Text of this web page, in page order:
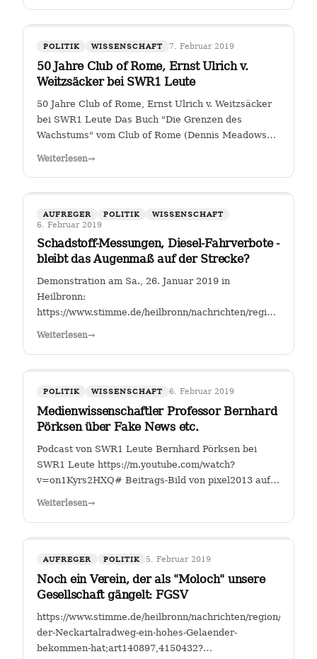
POLITIK WISSENSCHAFT 7. Februar 2019
50 Jahre Club of Rome, Ernst Ulrich v.
Weitzsäcker bei SWR1 Leute
50 Jahre Club of Rome, Ernst Ulrich v. Weitzsäcker
bei SWR1 Leute Das Buch "Die Grenzen des
Wachstums" vom Club of Rome (Dennis Meadows
Weiterlesen→
AUFREGER POLITIK WISSENSCHAFT
6. Februar 2019
Schadstoff-Messungen, Diesel-Fahrverbote -
bleibt das Augenmaß auf der Strecke?
Demonstration am Sa., 26. Januar 2019 in
Heilbronn:
https://www.stimme.de/heilbronn/nachrichten/region/
Fahrverbote-Proteststimmung-
Weiterlesen→
POLITIK WISSENSCHAFT 6. Februar 2019
Medienwissenschaftler Professor Bernhard
Pörksen über Fake News etc.
Podcast von SWR1 Leute Bernhard Pörksen bei
SWR1 Leute https://m.youtube.com/watch?
v=on1Kyrs2HXQ# Beitrags-Bild von pixel2013 auf
Weiterlesen→
AUFREGER POLITIK 5. Februar 2019
Noch ein Verein, der als "Moloch" unsere
Gesellschaft gängelt: FGSV
https://www.stimme.de/heilbronn/nachrichten/region/Warum-
der-Neckartalradweg-ein-hohes-Gelaender-
bekommen-hat;art140897,4150432?